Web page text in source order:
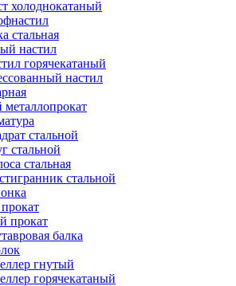
холоднокатаный
стальная
настил
горячекатаный
настил
металлопрокат
стальной
стальной
стальная
стальной
прокат
балка
гнутый
горячекатаный